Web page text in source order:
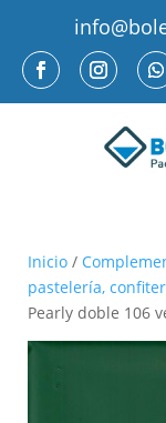
Inicio /
pastelería,
Pearly doble 106